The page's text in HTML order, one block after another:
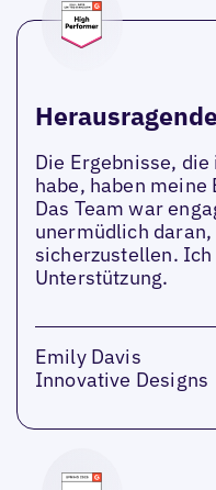
Die Ergebnisse,
habe, haben
Das Team war
unermüdlich
sicherzustellen.
Unterstützung.
Emily Davis
Innovative Designs